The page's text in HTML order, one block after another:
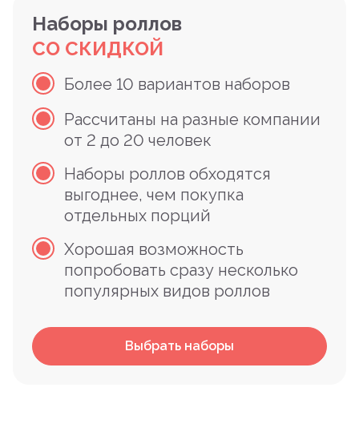
Наборы роллов
СО СКИДКОЙ
Более 10 вариантов наборов
Рассчитаны на разные компании
от 2 до 20 человек
Наборы роллов обходятся
выгоднее, чем покупка
отдельных порций
Хорошая возможность
попробовать сразу несколько
популярных видов роллов
Выбрать наборы